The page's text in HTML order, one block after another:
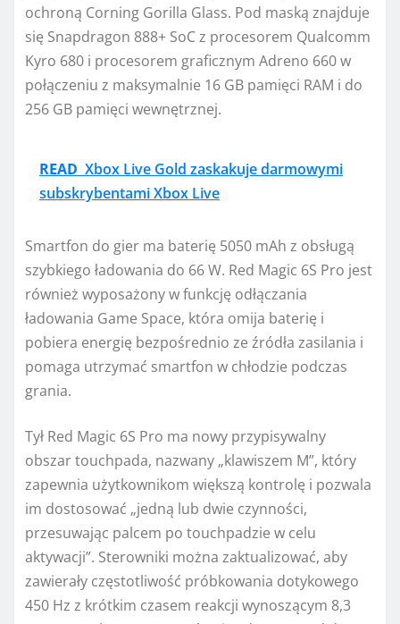
ochroną Corning Gorilla Glass. Pod maską znajduje
się Snapdragon 888+ SoC z procesorem Qualcomm
Kyro 680 i procesorem graficznym Adreno 660 w
połączeniu z maksymalnie 16 GB pamięci RAM i do
256 GB pamięci wewnętrznej.
READ Xbox Live Gold zaskakuje darmowymi
subskrybentami Xbox Live
Smartfon do gier ma baterię 5050 mAh z obsługą
szybkiego ładowania do 66 W. Red Magic 6S Pro jest
również wyposażony w funkcję odłączania
ładowania Game Space, która omija baterię i
pobiera energię bezpośrednio ze źródła zasilania i
pomaga utrzymać smartfon w chłodzie podczas
grania.
Tył Red Magic 6S Pro ma nowy przypisywalny
obszar touchpada, nazwany „klawiszem M”, który
zapewnia użytkownikom większą kontrolę i pozwala
im dostosować „jedną lub dwie czynności,
przesuwając palcem po touchpadzie w celu
aktywacji”. Sterowniki można zaktualizować, aby
zawierały częstotliwość próbkowania dotykowego
450 Hz z krótkim czasem reakcji wynoszącym 8,3